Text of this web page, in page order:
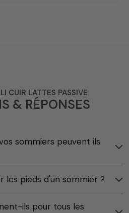
CUIR LATTES PASSIVE
& RÉPONSES
sommiers peuvent ils
les pieds d'un sommier ?
ils pour tous les